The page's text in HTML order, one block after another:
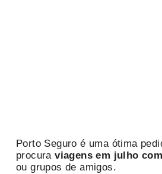
Porto Seguro é uma ótima
procuraviagens em julho
ou grupos de amigos.